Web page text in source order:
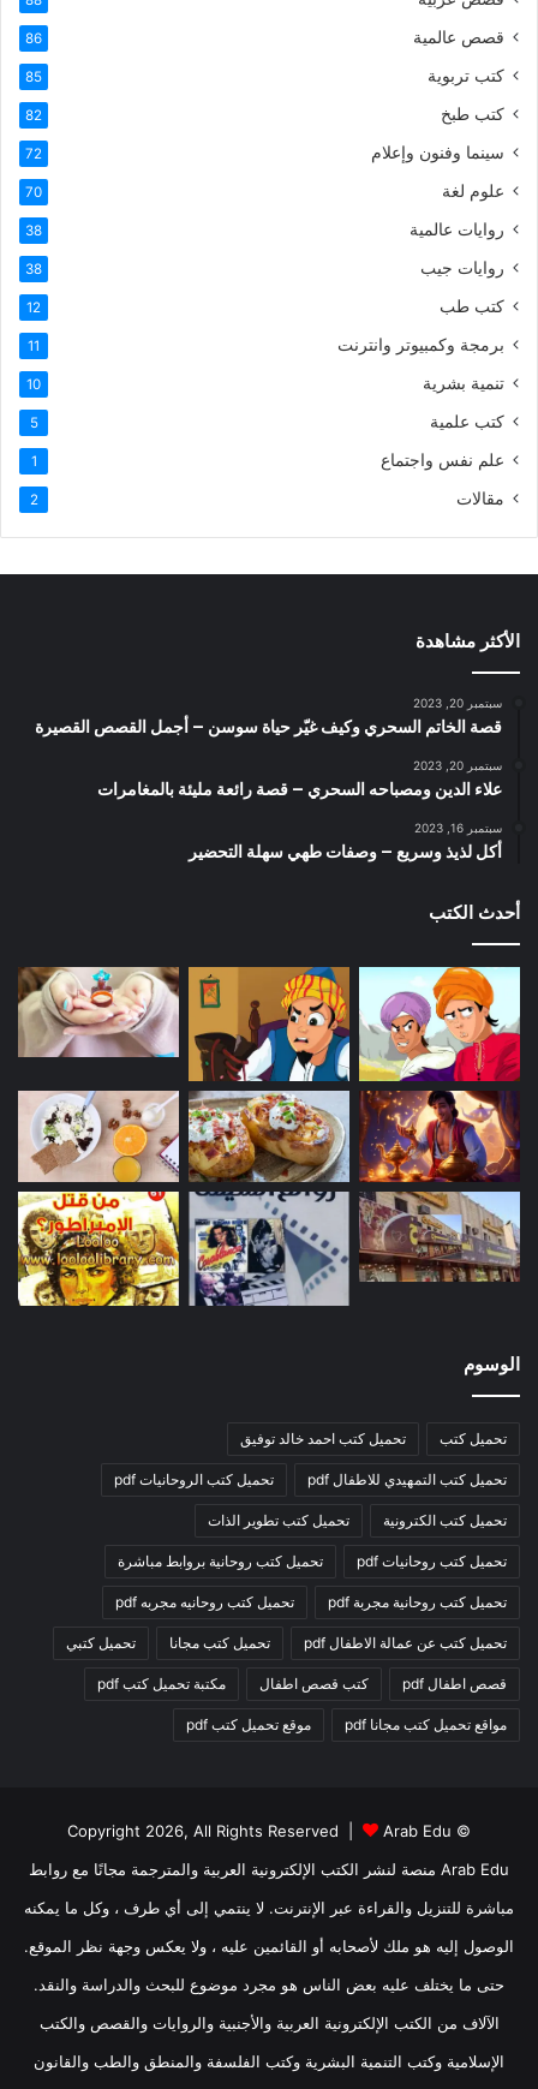
قصص عالمية 86
كتب تربوية 85
كتب طبخ 82
سينما وفنون وإعلام 72
علوم لغة 70
روايات عالمية 38
روايات جيب 38
كتب طب 12
برمجة وكمبيوتر وانترنت 11
تنمية بشرية 10
كتب علمية 5
علم نفس واجتماع 1
مقالات 2
الأكثر مشاهدة
سبتمبر 20, 2023
قصة الخاتم السحري وكيف غيّر حياة سوسن – أجمل القصص القصيرة
سبتمبر 20, 2023
علاء الدين ومصباحه السحري – قصة رائعة مليئة بالمغامرات
سبتمبر 16, 2023
أكل لذيذ وسريع – وصفات طهي سهلة التحضير
أحدث الكتب
الوسوم
تحميل كتب تحميل كتب احمد خالد توفيق
تحميل كتب التمهيدي للاطفال pdf تحميل كتب الروحانيات pdf
تحميل كتب الكترونية تحميل كتب تطوير الذات
تحميل كتب روحانيات pdf تحميل كتب روحانية بروابط مباشرة
تحميل كتب روحانية مجربة pdf تحميل كتب روحانيه مجربه pdf
تحميل كتب عن عمالة الاطفال pdf تحميل كتب مجانا تحميل كتبي
قصص اطفال pdf كتب قصص اطفال مكتبة تحميل كتب pdf
مواقع تحميل كتب مجانا pdf موقع تحميل كتب pdf
© Copyright 2026, All Rights Reserved |
Arab Edu
Arab Edu منصة لنشر الكتب الإلكترونية العربية والمترجمة مجانًا مع روابط
مباشرة للتنزيل والقراءة عبر الإنترنت. لا ينتمي إلى أي طرف ، وكل ما يمكنه
الوصول إليه هو ملك لأصحابه أو القائمين عليه ، ولا يعكس وجهة نظر الموقع.
حتى ما يختلف عليه بعض الناس هو مجرد موضوع للبحث والدراسة والنقد.
الآلاف من الكتب الإلكترونية العربية والأجنبية والروايات والقصص والكتب
الإسلامية وكتب التنمية البشرية وكتب الفلسفة والمنطق والطب والقانون